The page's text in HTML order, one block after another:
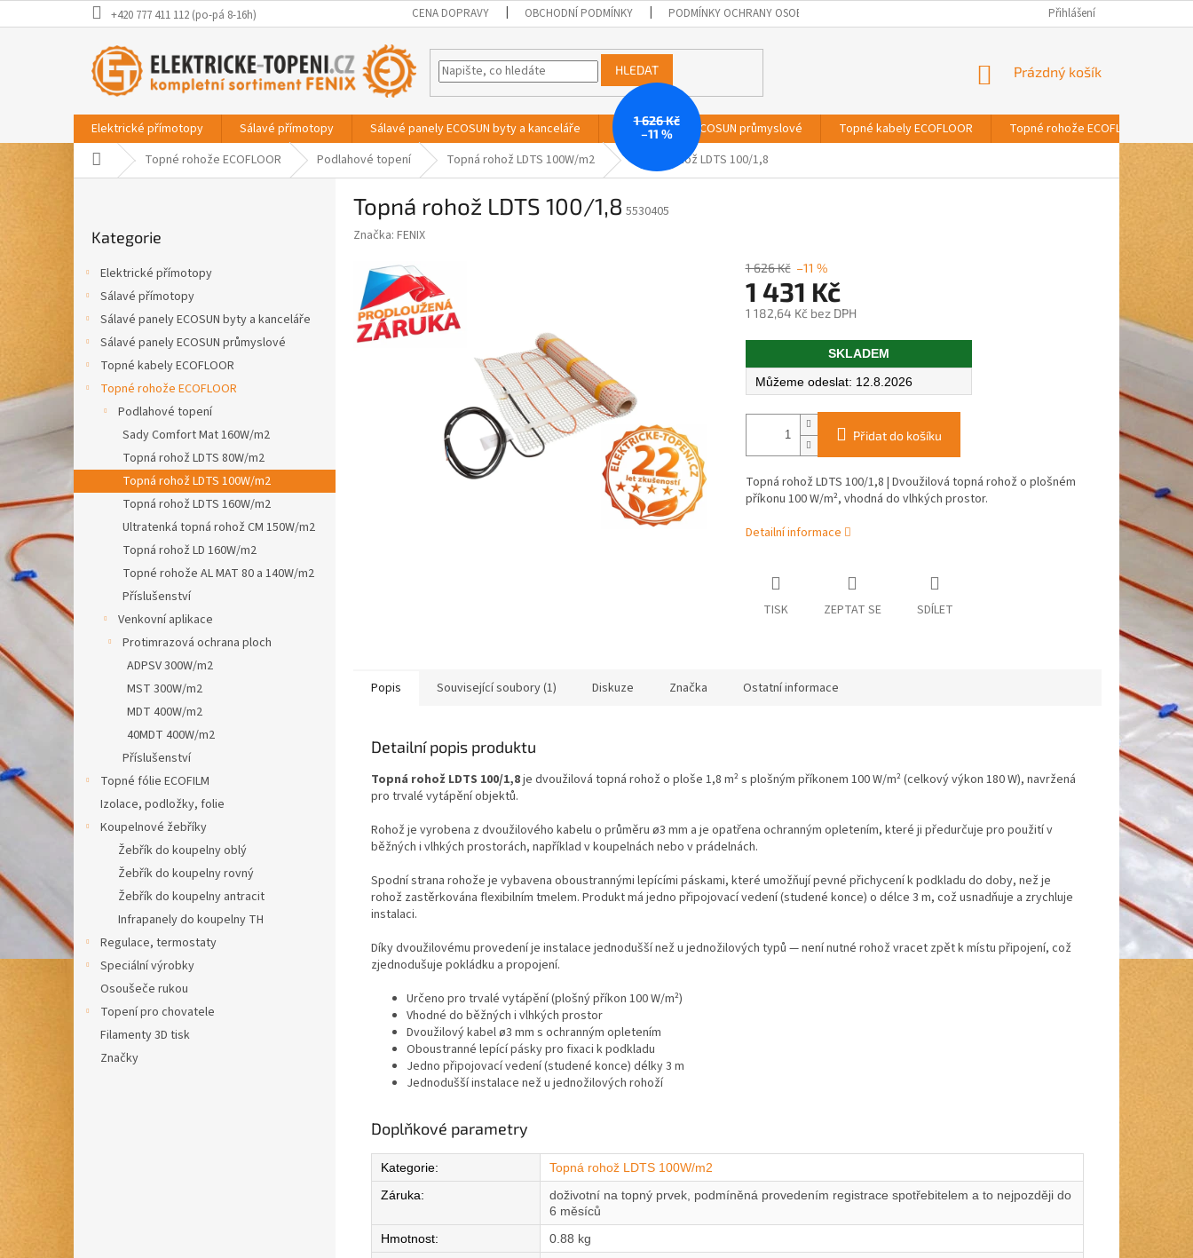
na
+420 777 411 112 (po-pá 8-16h) CENA DOPRAVY OBCHODNÍ PODMÍNKY PODMÍNKY OCHRANY OSOBNÍCH ÚDAJŮ Přihlášení
HLEDAT
NÁKUPNÍ
Prázdný košík
Elektrické přímotopy Sálavé přímotopy Sálavé panely ECOSUN byty a kanceláře Sálavé panely ECOSUN průmyslové Topné kabely ECOFLOOR Topné rohože ECOFLOOR
Domů Topné rohože ECOFLOOR Podlahové topení Topná rohož LDTS 100W/m2 Topná rohož LDTS 100/1,8
a
e
kategorie
Kategorie
Elektrické přímotopy
Sálavé přímotopy
Sálavé panely ECOSUN byty a kanceláře
Sálavé panely ECOSUN průmyslové
Topné kabely ECOFLOOR
Topné rohože ECOFLOOR
Podlahové topení
Sady Comfort Mat 160W/m2
Topná rohož LDTS 80W/m2
Topná rohož LDTS 100W/m2
Topná rohož LDTS 160W/m2
Ultratenká topná rohož CM 150W/m2
Topná rohož LD 160W/m2
Topné rohože AL MAT 80 a 140W/m2
Příslušenství
Venkovní aplikace
Protimrazová ochrana ploch
ADPSV 300W/m2
MST 300W/m2
MDT 400W/m2
40MDT 400W/m2
Příslušenství
Topné fólie ECOFILM
Izolace, podložky, folie
Koupelnové žebříky
Žebřík do koupelny oblý
Žebřík do koupelny rovný
Žebřík do koupelny antracit
Infrapanely do koupelny TH
Regulace, termostaty
Speciální výrobky
Osoušeče rukou
Topení pro chovatele
Filamenty 3D tisk
Značky
Topná rohož LDTS 100/1,8 5530405
Značka: FENIX
1 626 Kč
–11 %
1 626 Kč –11 %
1 431 Kč
1 182,64 Kč bez DPH
Měrná
SKLADEM
12.8.2026
Přidat do košíku
Topná rohož LDTS 100/1,8 | Dvoužilová topná rohož o plošném
příkonu 100 W/m², vhodná do vlhkých prostor.
Detailní informace
TISK ZEPTAT SE SDÍLET
Popis Související soubory (1) Diskuze Značka Ostatní informace
Detailní popis produktu
Topná rohož LDTS 100/1,8je dvoužilová topná rohož o ploše 1,8 m² s plošným příkonem 100 W/m² (celkový výkon 180 W), navržená
pro trvalé vytápění objektů.
Rohož je vyrobena z dvoužilového kabelu o průměru ø3 mm a je opatřena ochranným opletením, které ji předurčuje pro použití v
běžných i vlhkých prostorách, například v koupelnách nebo v prádelnách.
Spodní strana rohože je vybavena oboustrannými lepícími páskami, které umožňují pevné přichycení k podkladu do doby, než je
rohož zastěrkována flexibilním tmelem. Produkt má jedno připojovací vedení (studené konce) o délce 3 m, což usnadňuje a zrychluje
instalaci.
Díky dvoužilovému provedení je instalace jednodušší než u jednožilových typů — není nutné rohož vracet zpět k místu připojení, což
zjednodušuje pokládku a propojení.
Určeno pro trvalé vytápění (plošný příkon 100 W/m²)
Vhodné do běžných i vlhkých prostor
Dvoužilový kabel ø3 mm s ochranným opletením
Oboustranné lepící pásky pro fixaci k podkladu
Jedno připojovací vedení (studené konce) délky 3 m
Jednodušší instalace než u jednožilových rohoží
Doplňkové parametry
Kategorie:
Topná rohož LDTS 100W/m2
Záruka:
doživotní na topný prvek, podmíněná provedením registrace spotřebitelem a to nejpozději do
6 měsíců
Hmotnost:
0.88 kg